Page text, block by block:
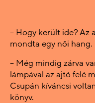
– Hogy került ide? Az
mondta egy női hang.
– Még mindig zárva
lámpával az ajtó felé
Csupán kíváncsi
könyv.